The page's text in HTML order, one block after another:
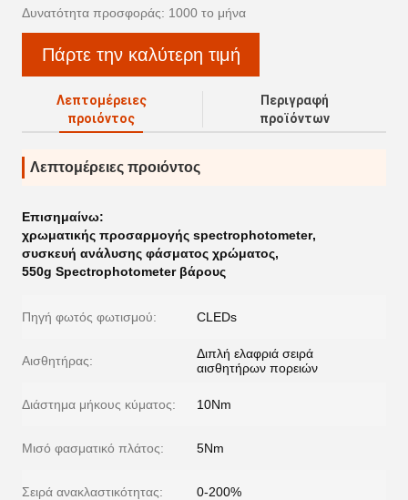
Δυνατότητα προσφοράς: 1000 το μήνα
Πάρτε την καλύτερη τιμή
Λεπτομέρειες
προιόντος
Περιγραφή
προϊόντων
Λεπτομέρειες προιόντος
Επισημαίνω:
χρωματικής προσαρμογής spectrophotometer,
συσκευή ανάλυσης φάσματος χρώματος,
550g Spectrophotometer βάρους
Πηγή φωτός φωτισμού: CLEDs
Αισθητήρας:
Διπλή ελαφριά σειρά
αισθητήρων πορειών
Διάστημα μήκους κύματος: 10Nm
Μισό φασματικό πλάτος: 5Nm
Σειρά ανακλαστικότητας: 0-200%